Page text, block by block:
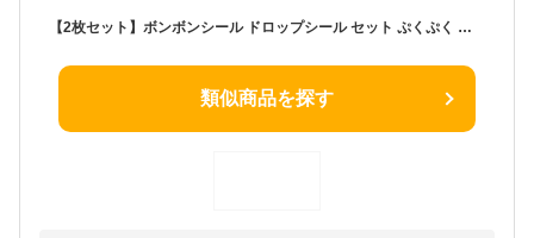
【2枚セット】ボンボンシール ドロップシール セット ぷくぷく ぷっくり つやつや キラキラ 3D立体 平成レトロ かわいい ご褒美 女の子 平成女子 男の子 ぷにぷに 交換 (ピンク+パープル)
類似商品を探す